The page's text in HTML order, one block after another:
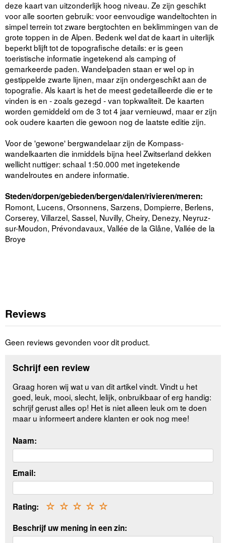
deze kaart van uitzonderlijk hoog niveau. Ze zijn geschikt
voor alle soorten gebruik: voor eenvoudige wandeltochten in
simpel terrein tot zware bergtochten en beklimmingen van de
grote toppen in de Alpen. Bedenk wel dat de kaart in uiterlijk
beperkt blijft tot de topografische details: er is geen
toeristische informatie ingetekend als camping of
gemarkeerde paden. Wandelpaden staan er wel op in
gestippelde zwarte lijnen, maar zijn ondergeschikt aan de
topografie. Als kaart is het de meest gedetailleerde die er te
vinden is en - zoals gezegd - van topkwaliteit. De kaarten
worden gemiddeld om de 3 tot 4 jaar vernieuwd, maar er zijn
ook oudere kaarten die gewoon nog de laatste editie zijn.
Voor de 'gewone' bergwandelaar zijn de Kompass-
wandelkaarten die inmiddels bijna heel Zwitserland dekken
wellicht nuttiger: schaal 1:50.000 met ingetekende
wandelroutes en andere informatie.
Steden/dorpen/gebieden/bergen/dalen/rivieren/meren:
Romont, Lucens, Orsonnens, Sarzens, Dompierre, Berlens,
Corserey, Villarzel, Sassel, Nuvilly, Cheiry, Denezy, Neyruz-
sur-Moudon, Prévondavaux, Vallée de la Glâne, Vallée de la
Broye
Reviews
Geen reviews gevonden voor dit product.
Schrijf een review
Graag horen wij wat u van dit artikel vindt. Vindt u het
goed, leuk, mooi, slecht, lelijk, onbruikbaar of erg handig:
schrijf gerust alles op! Het is niet alleen leuk om te doen
maar u informeert andere klanten er ook nog mee!
Naam:
Email:
Rating: ☆
☆
☆
☆
☆
Beschrijf uw mening in een zin: